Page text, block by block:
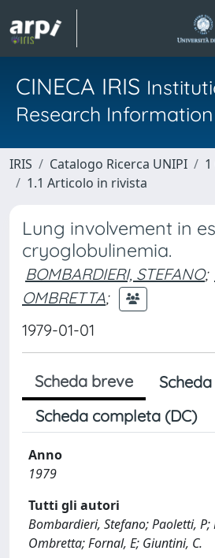
CINECA IRIS
Research
IRIS Catalogo Ricerca UNIPI
1.1 Articolo in rivista
Lung involvement in
cryoglobulinemia.
BOMBARDIERI, STEFANO;
OMBRETTA;
1979-01-01
Scheda breve
Scheda completa (DC)
Anno
1979
Tutti gli autori
Bombardieri, Stefano; Paoletti, P;
Ombretta; Fornal, E; Giuntini, C.